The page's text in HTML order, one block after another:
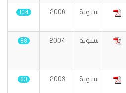
سنوية 2006
104
سنوية 2004
88
سنوية 2003
83